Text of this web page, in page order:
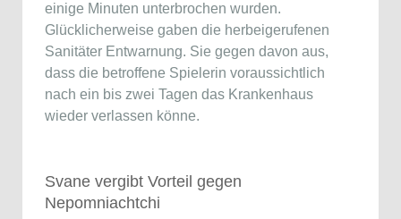
einige Minuten unterbrochen wurden.
Glücklicherweise gaben die herbeigerufenen
Sanitäter Entwarnung. Sie gegen davon aus,
dass die betroffene Spielerin voraussichtlich
nach ein bis zwei Tagen das Krankenhaus
wieder verlassen könne.
Svane vergibt Vorteil gegen
Nepomniachtchi